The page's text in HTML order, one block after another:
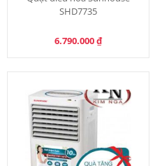
SHD7735
6.790.000₫